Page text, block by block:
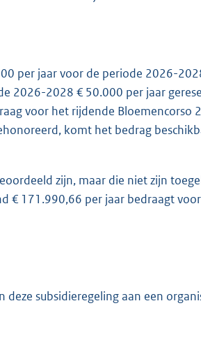
per jaar voor de periode 2026-
2026-2028 € 50.000 per jaar
voor het rijdende
komt het bedrag
zijn, maar die niet zijn
€ 171.990,66 per jaar bedraagt
subsidieregeling aan een